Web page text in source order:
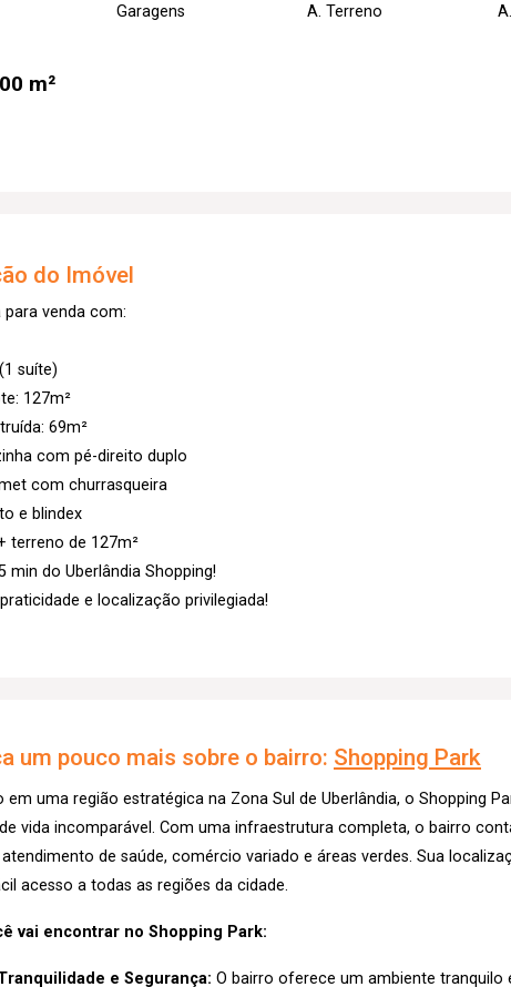
Garagens A. Terreno
m²
do Imóvel
para venda com:
suíte)
127m²
69m²
com pé-direito duplo
com churrasqueira
e blindex
terreno de 127m²
min do Uberlândia Shopping!
e localização privilegiada!
um pouco mais sobre o bairro: Shopping Park
em uma região estratégica na Zona Sul de Uberlândia, o Shopping
vida incomparável. Com uma infraestrutura completa, o bairro
de saúde, comércio variado e áreas verdes. Sua
acesso a todas as regiões da cidade.
vai encontrar no Shopping Park:
e Segurança: O bairro oferece um ambiente tranquilo